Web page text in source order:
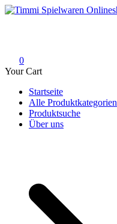
Skip
0
Your Cart
Startseite
Alle Produktkategorien
Produktsuche
Über uns